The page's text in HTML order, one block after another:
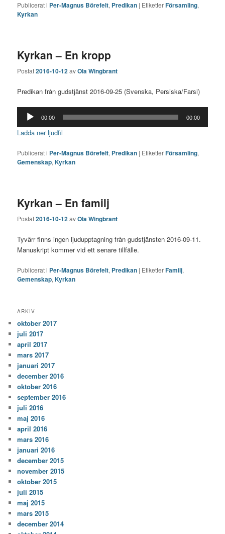
Publicerat i Per-Magnus Börefelt, Predikan | EtiketterFörsamling,
Kyrkan
Kyrkan – En kropp
Postat2016-10-12avOla Wingbrant
Predikan från gudstjänst 2016-09-25 (Svenska, Persiska/Farsi)
Ljudspelare
00:00 00:00
Ladda ner ljudfil
Publicerat i Per-Magnus Börefelt, Predikan | EtiketterFörsamling,
Gemenskap,Kyrkan
Kyrkan – En familj
Postat2016-10-12avOla Wingbrant
Tyvärr finns ingen ljudupptagning från gudstjänsten 2016-09-11.
Manuskript kommer vid ett senare tillfälle.
Publicerat i Per-Magnus Börefelt, Predikan | EtiketterFamilj,
Gemenskap,Kyrkan
ARKIV
oktober 2017
juli 2017
april 2017
mars 2017
januari 2017
december 2016
oktober 2016
september 2016
juli 2016
maj 2016
april 2016
mars 2016
januari 2016
december 2015
november 2015
oktober 2015
juli 2015
maj 2015
mars 2015
december 2014